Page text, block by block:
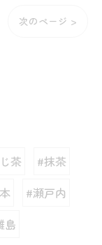
次のページ >
茶
#抹茶
#瀬戸内
島